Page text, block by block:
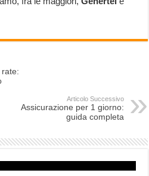
rate:
Articolo Successivo
Assicurazione per 1 giorno:
guida completa